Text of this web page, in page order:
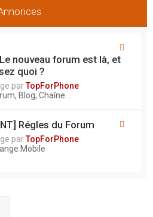
nouveau forum est là, et
quoi ?
parTopForPhone
Blog, Chaîne...
Régles du Forum
parTopForPhone
Mobile